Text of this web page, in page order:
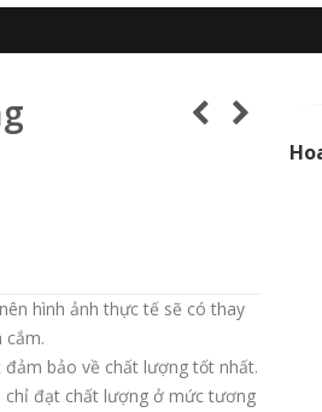
hình ảnh thực tế sẽ có thay
cắm.
đảm bảo về chất lượng tốt nhất.
chỉ đạt chất lượng ở mức tương